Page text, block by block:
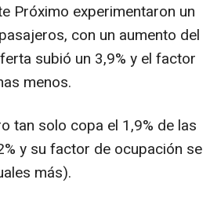
Próximo experimentaron un
con un aumento del
subió un 3,9% y el factor
menos.
tan solo copa el 1,9% de las
y su factor de ocupación se
más).